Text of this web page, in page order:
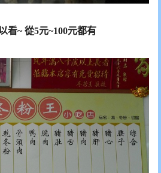
看~ 從5元~100元都有